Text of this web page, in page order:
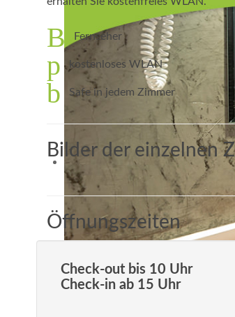
Fernseher
kostenloses WLAN
Safe in jedem Zimmer
Bilder der einzelnen
Öffnungszeiten
Check-out bis 10 Uhr
Check-in ab 15 Uhr